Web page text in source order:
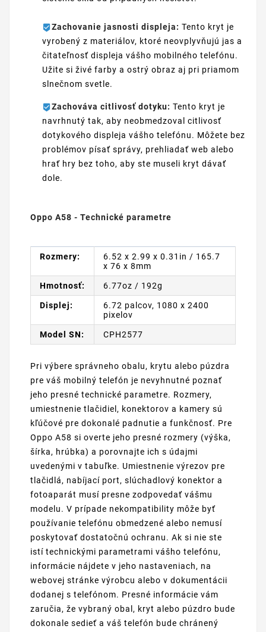
Zachovanie jasnosti displeja: Tento kryt je
vyrobený z materiálov, ktoré neovplyvňujú jas a
čitateľnosť displeja vášho mobilného telefónu.
Užite si živé farby a ostrý obraz aj pri priamom
slnečnom svetle.
Zachováva citlivosť dotyku: Tento kryt je
navrhnutý tak, aby neobmedzoval citlivosť
dotykového displeja vášho telefónu. Môžete bez
problémov písať správy, prehliadať web alebo
hrať hry bez toho, aby ste museli kryt dávať
dole.
Oppo A58 - Technické parametre
Rozmery:
6.52 x 2.99 x 0.31in / 165.7
x 76 x 8mm
Hmotnosť: 6.77oz / 192g
Displej:
6.72 palcov, 1080 x 2400
pixelov
Model SN: CPH2577
Pri výbere správneho obalu, krytu alebo púzdra
pre váš mobilný telefón je nevyhnutné poznať
jeho presné technické parametre. Rozmery,
umiestnenie tlačidiel, konektorov a kamery sú
kľúčové pre dokonalé padnutie a funkčnosť. Pre
Oppo A58 si overte jeho presné rozmery (výška,
šírka, hrúbka) a porovnajte ich s údajmi
uvedenými v tabuľke. Umiestnenie výrezov pre
tlačidlá, nabíjací port, slúchadlový konektor a
fotoaparát musí presne zodpovedať vášmu
modelu. V prípade nekompatibility môže byť
používanie telefónu obmedzené alebo nemusí
poskytovať dostatočnú ochranu. Ak si nie ste
istí technickými parametrami vášho telefónu,
informácie nájdete v jeho nastaveniach, na
webovej stránke výrobcu alebo v dokumentácii
dodanej s telefónom. Presné informácie vám
zaručia, že vybraný obal, kryt alebo púzdro bude
dokonale sedieť a váš telefón bude chránený